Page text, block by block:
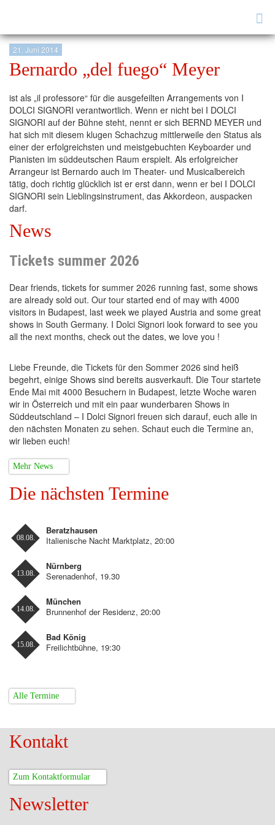
21. Juni 2014
Bernardo „del fuego“ Meyer
ist als „il professore“ für die ausgefeilten Arrangements von I
DOLCI SIGNORI verantwortlich. Wenn er nicht bei I DOLCI
SIGNORI auf der Bühne steht, nennt er sich BERND MEYER und
hat sich mit diesem klugen Schachzug mittlerweile den Status als
einer der erfolgreichsten und meistgebuchten Keyboarder und
Pianisten im süddeutschen Raum erspielt. Als erfolgreicher
Arrangeur ist Bernardo auch im Theater- und Musicalbereich
tätig, doch richtig glücklich ist er erst dann, wenn er bei I DOLCI
SIGNORI sein Lieblingsinstrument, das Akkordeon, auspacken
darf.
News
Tickets summer 2026
Dear friends, tickets for summer 2026 running fast, some shows
are already sold out. Our tour started end of may with 4000
visitors in Budapest, last week we played Austria and some great
shows in South Germany. I Dolci Signori look forward to see you
all the next months, check out the dates, we love you !
Liebe Freunde, die Tickets für den Sommer 2026 sind heiß
begehrt, einige Shows sind bereits ausverkauft. Die Tour startete
Ende Mai mit 4000 Besuchern in Budapest, letzte Woche waren
wir in Österreich und mit ein paar wunderbaren Shows in
Süddeutschland – I Dolci Signori freuen sich darauf, euch alle in
den nächsten Monaten zu sehen. Schaut euch die Termine an,
wir lieben euch!
Mehr News
Die nächsten Termine
Beratzhausen
Italienische Nacht Marktplatz, 20:00
08.08.
Nürnberg
Serenadenhof, 19.30
13.08.
München
Brunnenhof der Residenz, 20:00
14.08.
Bad König
Freilichtbühne, 19:30
15.08.
Alle Termine
Kontakt
Zum Kontaktformular
Newsletter